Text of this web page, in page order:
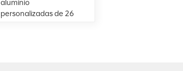
alumínio
personalizadas de 26